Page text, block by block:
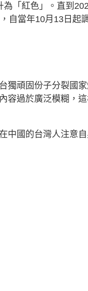
為「紅色」。直到
自當年10月13日起
獨頑固份子分裂國
容過於廣泛模糊，
中國的台灣人注意